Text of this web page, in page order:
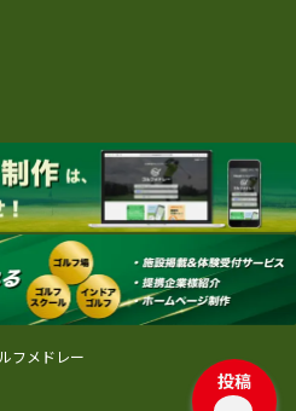
投稿
フメドレー